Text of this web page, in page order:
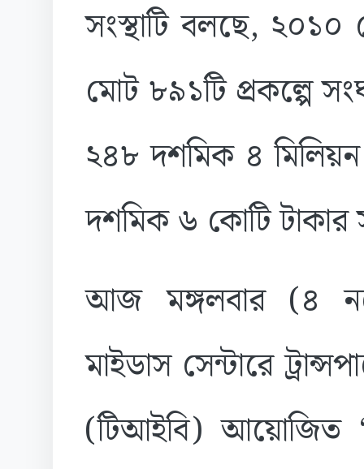
সংস্থাটি বলছে,
মোট ৮৯১টি প্রকল্পে
২৪৮ দশমিক ৪
দশমিক ৬ কোটি টাকার
আজ মঙ্গলবার (৪
মাইডাস সেন্টারে
(টিআইবি) আয়োজিত